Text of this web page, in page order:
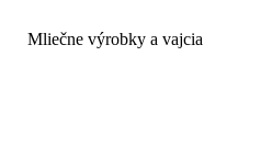
Mliečne výrobky a vajcia